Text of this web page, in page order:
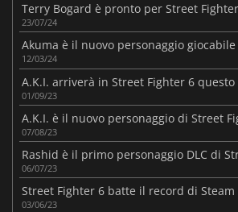
Terry Bogard è pronto per Street
23/07/24
12/03/24
A.K.I. arriverà in Street Fighter 6 questo
01/09/23
A.K.I. è il nuovo personaggio di Street
07/08/23
06/07/23
03/06/23